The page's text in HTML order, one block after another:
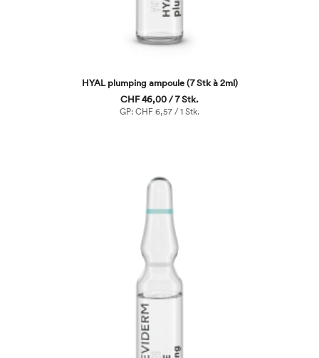
HYAL plumping ampoule (7 Stk à 2ml)
CHF 46,00 / 7 Stk.
GP: CHF 6,57 / 1 Stk.